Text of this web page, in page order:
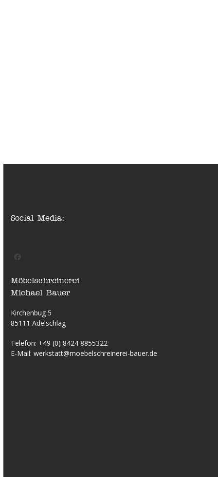
Social Media:
Möbelschreinerei
Michael Bauer
Kirchenbug 5
85111 Adelschlag
Telefon: +49 (0) 8424 8855322
E-Mail:werkstatt@moebelschreinerei-bauer.de